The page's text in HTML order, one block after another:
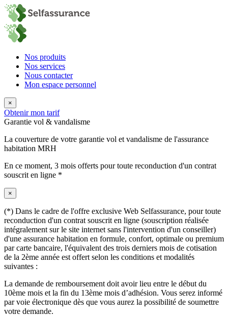
Nos produits
Nos services
Nous contacter
Mon espace personnel
×
Obtenir mon tarif
Garantie vol & vandalisme
La couverture de votre garantie vol et vandalisme de l'assurance
habitation MRH
En ce moment, 3 mois offerts pour toute reconduction d'un contrat
souscrit en ligne *
×
(*) Dans le cadre de l'offre exclusive Web Selfassurance, pour toute
reconduction d'un contrat souscrit en ligne (souscription réalisée
intégralement sur le site internet sans l'intervention d'un conseiller)
d'une assurance habitation en formule, confort, optimale ou premium
par carte bancaire, l'équivalent des trois derniers mois de cotisation
de la 2ème année est offert selon les conditions et modalités
suivantes :
La demande de remboursement doit avoir lieu entre le début du
10ème mois et la fin du 13ème mois d’adhésion. Vous serez informé
par voie électronique dès que vous aurez la possibilité de soumettre
votre demande.